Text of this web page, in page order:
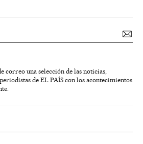
correo una selección de las noticias,
de EL PAÍS con los acontecimientos